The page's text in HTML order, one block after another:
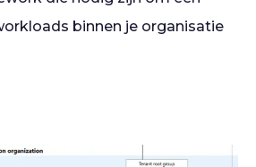
binnen je organisatie